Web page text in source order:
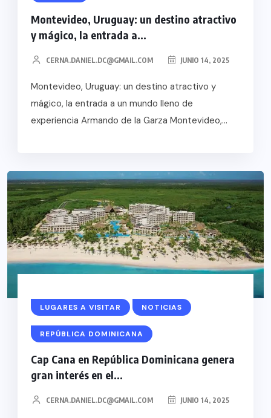
Montevideo, Uruguay: un destino atractivo
y mágico, la entrada a...
CERNA.DANIEL.DC@GMAIL.COM JUNIO 14, 2025
Montevideo, Uruguay: un destino atractivo y
mágico, la entrada a un mundo lleno de
experiencia Armando de la Garza Montevideo,...
LUGARES A VISITAR NOTICIAS
REPÚBLICA DOMINICANA
Cap Cana en República Dominicana genera
gran interés en el...
CERNA.DANIEL.DC@GMAIL.COM JUNIO 14, 2025